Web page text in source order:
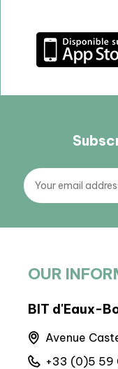
OUR
BIT d'Eaux-
Avenue
+33 (0)5 59